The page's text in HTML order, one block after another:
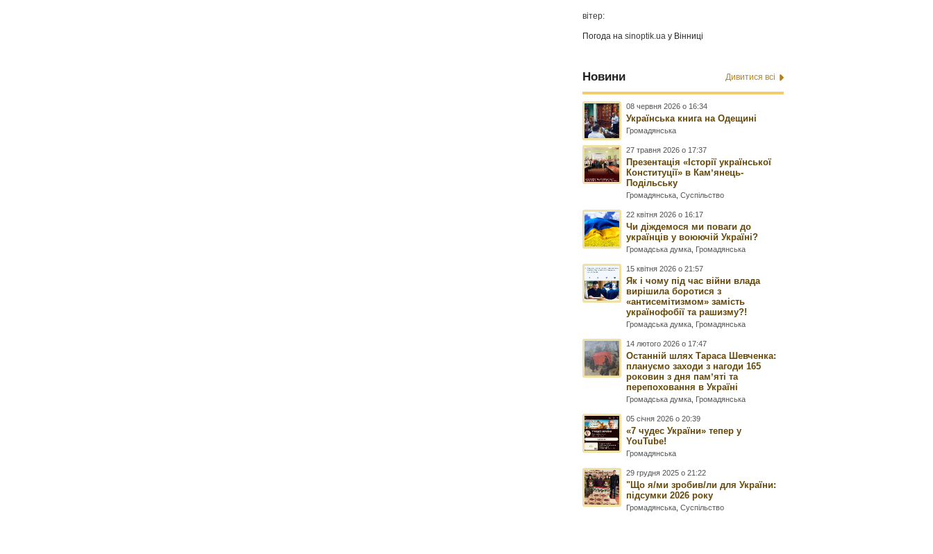
вітер:
Погода наsinoptik.ua у Вінниці
Новини Дивитися всі
08 червня 2026 о 16:34
Українська книга на Одещині
Громадянська
27 травня 2026 о 17:37
Презентація «Історії української
Конституції» в Камʼянець-
Подільську
Громадянська ,Суспільство
22 квітня 2026 о 16:17
Чи діждемося ми поваги до
українців у воюючій Україні?
Громадська думка Громадянська
15 квітня 2026 о 21:57
Як і чому під час війни влада
вирішила боротися з
«антисемітизмом» замість
українофобії та рашизму?!
Громадська думка Громадянська
14 лютого 2026 о 17:47
Останній шлях Тараса Шевченка:
плануємо заходи з нагоди 165
роковин з дня памʼяті та
перепоховання в Україні
Громадська думка Громадянська
05 січня 2026 о 20:39
«7 чудес України» тепер у
YouTube!
Громадянська
29 грудня 2025 о 21:22
"Що я/ми зробив/ли для України:
підсумки 2026 року
Громадянська ,Суспільство